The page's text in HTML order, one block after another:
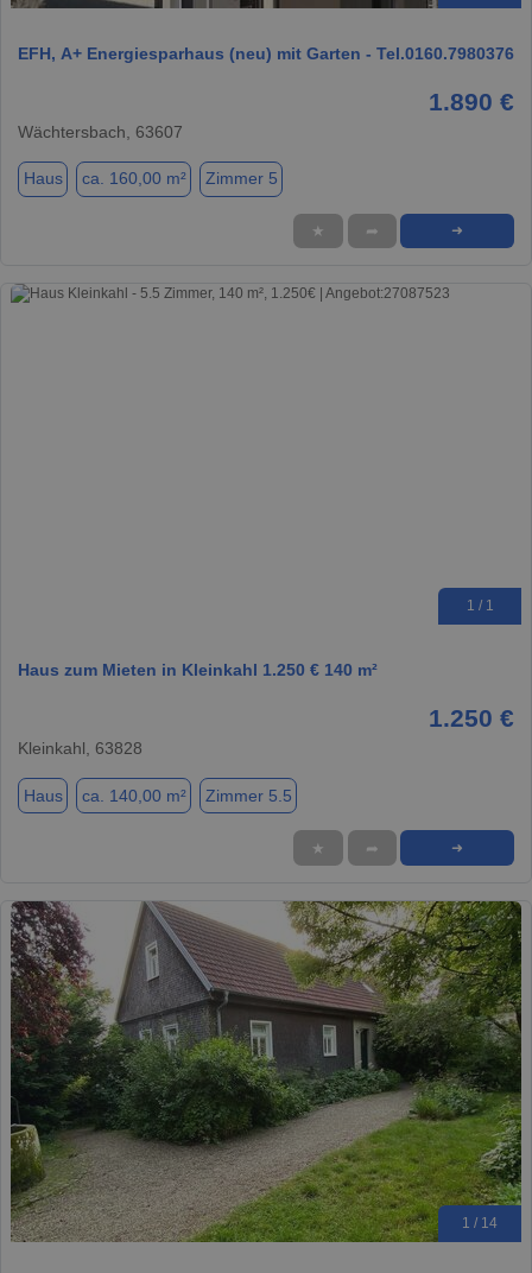
EFH, A+ Energiesparhaus (neu) mit Garten - Tel.0160.7980376
1.890 €
Wächtersbach, 63607
Haus ca. 160,00 m² Zimmer 5
★ ➦ ➜
1 / 1
Haus zum Mieten in Kleinkahl 1.250 € 140 m²
1.250 €
Kleinkahl, 63828
Haus ca. 140,00 m² Zimmer 5.5
★ ➦ ➜
1 / 14